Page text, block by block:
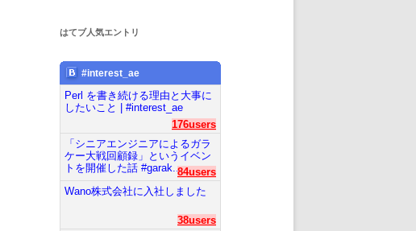
はてブ人気エントリ
#interest_ae
Perl を書き続ける理由と大事に
したいこと | #interest_ae
176users
「シニアエンジニアによるガラ
ケー大戦回顧録」というイベン
トを開催した話 #garak...84users
Wano株式会社に入社しました
38users